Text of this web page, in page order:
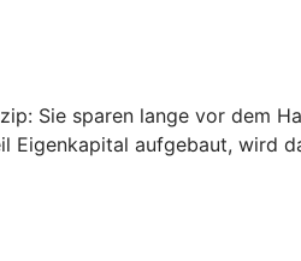
Sie sparen lange vor dem
aufgebaut, wird